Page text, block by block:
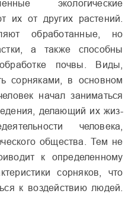
экологиче­ские
их от других растений.
обработанные, но
а также способны
почвы. Виды,
сорняками, в основ­ном
начал заниматься
делающий их жиз­
человека,
общества. Тем не
к определенному
сорняков, что
к воз­действию людей.